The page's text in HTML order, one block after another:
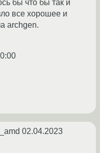
бы что бы так и
все хорошее и
archgen.
02.04.2023